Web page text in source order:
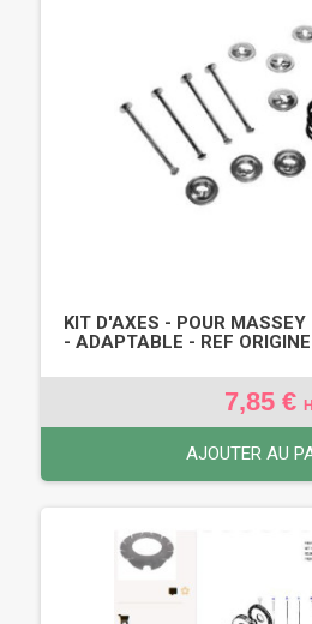
KIT D'AXES - POUR MASSEY
- ADAPTABLE - REF
7,85 €
AJOUTER AU